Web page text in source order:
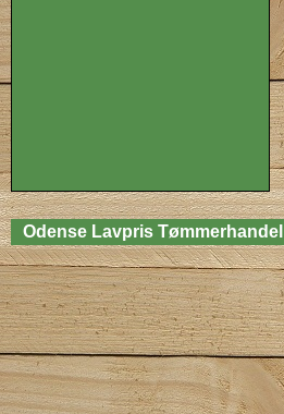
Odense Lavpris Tømmerhandel